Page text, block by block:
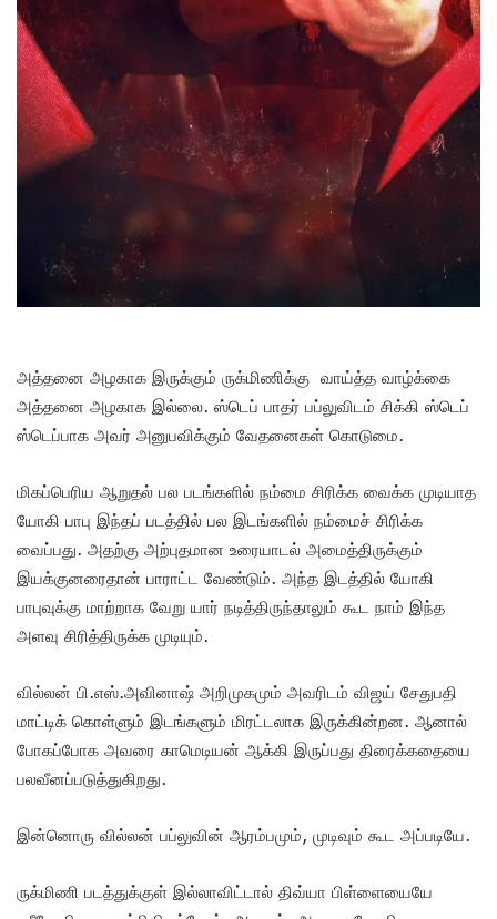
அத்தனை அழகாக இருக்கும் ருக்மிணிக்கு வாய்த்த வாழ்க்கை
அத்தனை அழகாக இல்லை. ஸ்டெப் பாதர் பப்லுவிடம் சிக்கி ஸ்டெப்
ஸ்டெப்பாக அவர் அனுபவிக்கும் வேதனைகள் கொடுமை.
மிகப்பெரிய ஆறுதல் பல படங்களில் நம்மை சிரிக்க வைக்க முடியாத
யோகி பாபு இந்தப் படத்தில் பல இடங்களில் நம்மைச் சிரிக்க
வைப்பது. அதற்கு அற்புதமான உரையாடல் அமைத்திருக்கும்
இயக்குனரைதான் பாராட்ட வேண்டும். அந்த இடத்தில் யோகி
பாபுவுக்கு மாற்றாக வேறு யார் நடித்திருந்தாலும் கூட நாம் இந்த
அளவு சிரித்திருக்க முடியும்.
வில்லன் பி.எஸ்.அவினாஷ் அறிமுகமும் அவரிடம் விஜய் சேதுபதி
மாட்டிக் கொள்ளும் இடங்களும் மிரட்டலாக இருக்கின்றன. ஆனால்
போகப்போக அவரை காமெடியன் ஆக்கி இருப்பது திரைக்கதையை
பலவீனப்படுத்துகிறது.
இன்னொரு வில்லன் பப்லுவின் ஆரம்பமும், முடிவும் கூட அப்படியே.
ருக்மிணி படத்துக்குள் இல்லாவிட்டால் திவ்யா பிள்ளையையே